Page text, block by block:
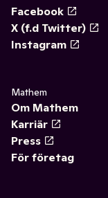
Facebook
X (f.d Twitter)
Instagram
Mathem
Om Mathem
Karriär
Press
För företag